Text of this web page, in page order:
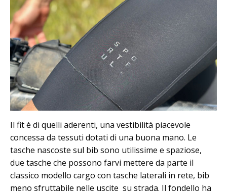
Il fit è di quelli aderenti, una vestibilità piacevole
concessa da tessuti dotati di una buona mano. Le
tasche nascoste sul bib sono utilissime e spaziose,
due tasche che possono farvi mettere da parte il
classico modello cargo con tasche laterali in rete, bib
meno sfruttabile nelle uscite su strada. Il fondello ha